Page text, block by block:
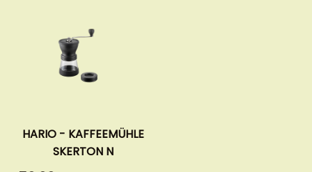
HARIO - KAFFEEMÜHLE
SKERTON N